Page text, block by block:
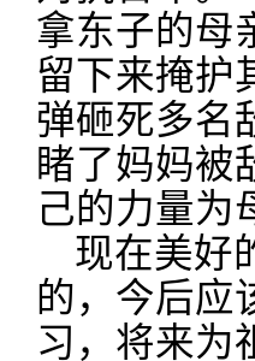
拿东子的母
留下来掩护
弹砸死多名
睹了妈妈被
己的力量为
现在美好
的， 今后应
习，将来为